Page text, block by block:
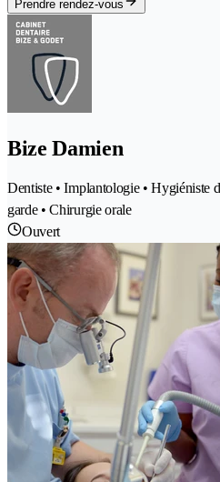
Prendre rendez-vous
Bize Damien
Dentiste • Implantologie • Hygiéniste
garde • Chirurgie orale
Ouvert